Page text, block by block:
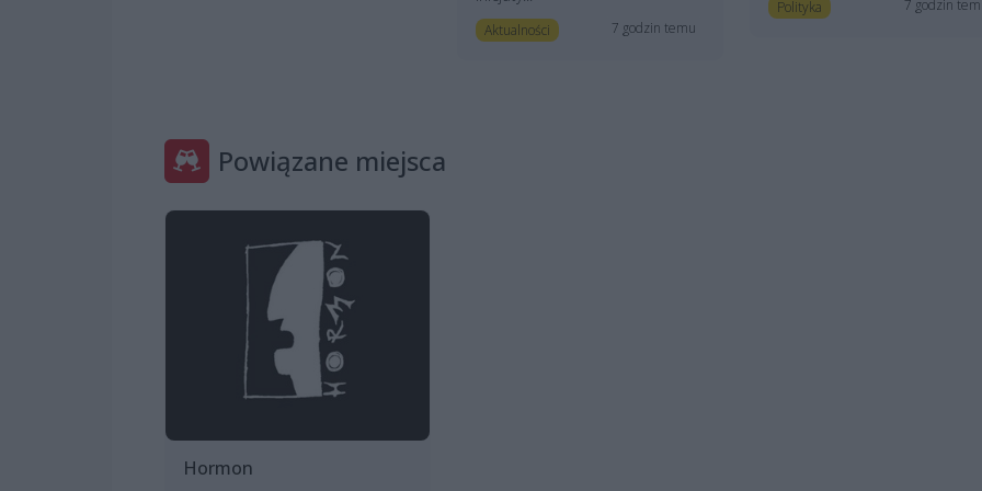
Aktualności 7 godzin temu
Polityka 7 godzin
Powiązane miejsca
Hormon